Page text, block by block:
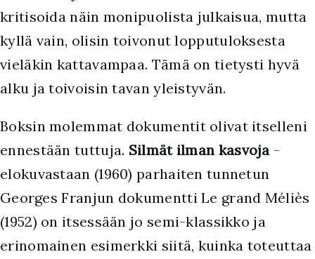
kritisoida näin monipuolista julkaisua, mutta
kyllä vain, olisin toivonut lopputuloksesta
vieläkin kattavampaa. Tämä on tietysti hyvä
alku ja toivoisin tavan yleistyvän.
Boksin molemmat dokumentit olivat itselleni
ennestään tuttuja. Silmät ilman kasvoja -
elokuvastaan (1960) parhaiten tunnetun
Georges Franjun dokumentti Le grand Méliès
(1952) on itsessään jo semi-klassikko ja
erinomainen esimerkki siitä, kuinka toteuttaa